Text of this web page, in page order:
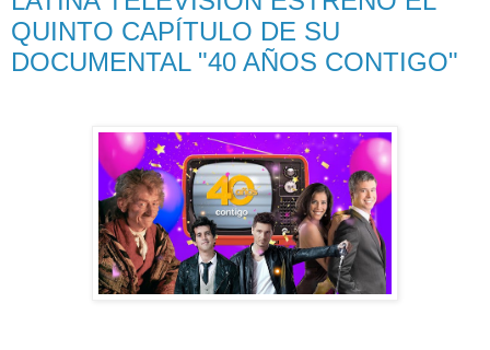
QUINTO CAPÍTULO DE SU
DOCUMENTAL "40 AÑOS CONTIGO"